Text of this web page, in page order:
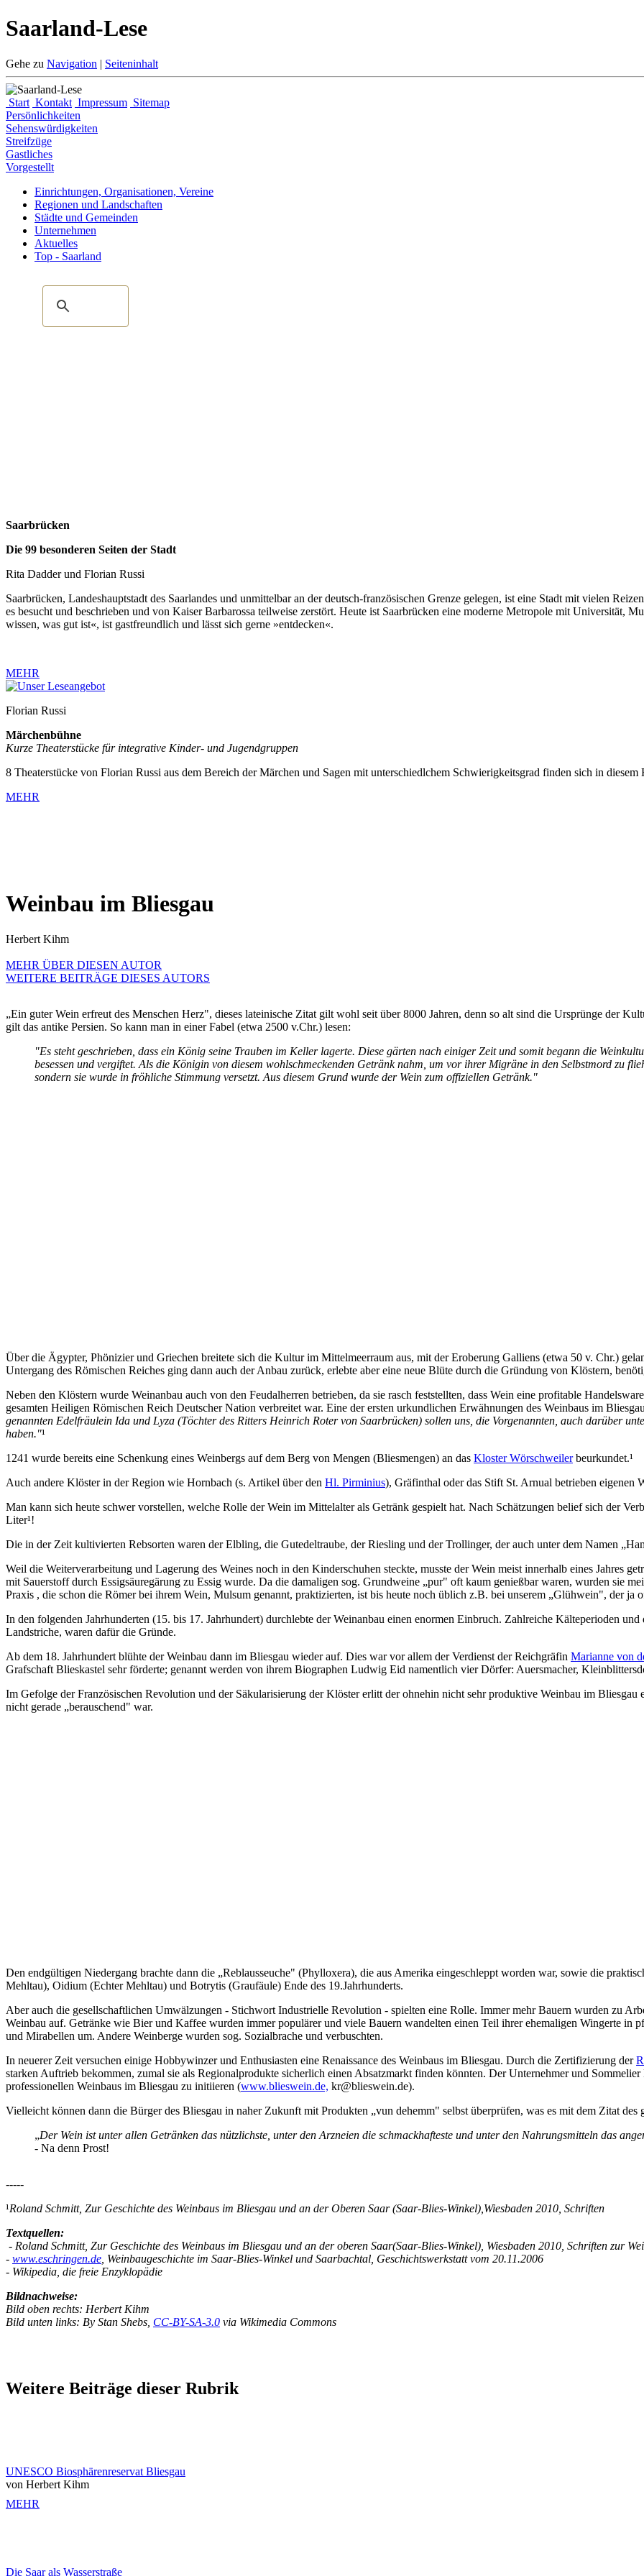
Saarland-Lese
Gehe zu Navigation | Seiteninhalt
Start Kontakt Impressum Sitemap
Persönlichkeiten
Sehenswürdigkeiten
Streifzüge
Gastliches
Vorgestellt
Einrichtungen, Organisationen, Vereine
Regionen und Landschaften
Städte und Gemeinden
Unternehmen
Aktuelles
Top - Saarland
Saarbrücken
Die 99 besonderen Seiten der Stadt
Rita Dadder und Florian Russi
Saarbrücken, Landeshauptstadt des Saarlandes und unmittelbar an der deutsch-französischen Grenze gelegen, ist eine Stadt mit vielen
es besucht und beschrieben und von Kaiser Barbarossa teilweise zerstört. Heute ist Saarbrücken eine moderne Metropole mit Universität,
wissen, was gut ist«, ist gastfreundlich und lässt sich gerne »entdecken«.
MEHR
Florian Russi
Märchenbühne
Kurze Theaterstücke für integrative Kinder- und Jugendgruppen
8 Theaterstücke von Florian Russi aus dem Bereich der Märchen und Sagen mit unterschiedlchem Schwierigkeitsgrad finden sich in diesem
MEHR
Weinbau im Bliesgau
Herbert Kihm
MEHR ÜBER DIESEN AUTOR
WEITERE BEITRÄGE DIESES AUTORS
„Ein guter Wein erfreut des Menschen Herz", dieses lateinische Zitat gilt wohl seit über 8000 Jahren, denn so alt sind die Ursprünge der
gilt das antike Persien. So kann man in einer Fabel (etwa 2500 v.Chr.) lesen:
"Es steht geschrieben, dass ein König seine Trauben im Keller lagerte. Diese gärten nach einiger Zeit und somit begann die
besessen und vergiftet. Als die Königin von diesem wohlschmeckenden Getränk nahm, um vor ihrer Migräne in den Selbstmord zu
sondern sie wurde in fröhliche Stimmung versetzt. Aus diesem Grund wurde der Wein zum offiziellen Getränk."
Über die Ägypter, Phönizier und Griechen breitete sich die Kultur im Mittelmeerraum aus, mit der Eroberung Galliens (etwa 50 v. Chr.)
Untergang des Römischen Reiches ging dann auch der Anbau zurück, erlebte aber eine neue Blüte durch die Gründung von Klöstern,
Neben den Klöstern wurde Weinanbau auch von den Feudalherren betrieben, da sie rasch feststellten, dass Wein eine profitable
gesamten Heiligen Römischen Reich Deutscher Nation verbreitet war. Eine der ersten urkundlichen Erwähnungen des Weinbaus im
genannten Edelfräulein Ida und Lyza (Töchter des Ritters Heinrich Roter von Saarbrücken) sollen uns, die Vorgenannten, auch darüber
haben."¹
1241 wurde bereits eine Schenkung eines Weinbergs auf dem Berg von Mengen (Bliesmengen) an das Kloster Wörschweilerbeurkundet.¹
Auch andere Klöster in der Region wie Hornbach (s. Artikel über den Hl. Pirminius), Gräfinthal oder das Stift St. Arnual betrieben eigenen
Man kann sich heute schwer vorstellen, welche Rolle der Wein im Mittelalter als Getränk gespielt hat. Nach Schätzungen belief sich der
Liter¹!
Die in der Zeit kultivierten Rebsorten waren der Elbling, die Gutedeltraube, der Riesling und der Trollinger, der auch unter dem Namen
Weil die Weiterverarbeitung und Lagerung des Weines noch in den Kinderschuhen steckte, musste der Wein meist innerhalb eines Jahres
mit Sauerstoff durch Essigsäuregärung zu Essig wurde. Da die damaligen sog. Grundweine „pur" oft kaum genießbar waren, wurden sie
Praxis , die schon die Römer bei ihrem Wein, Mulsum genannt, praktizierten, ist bis heute noch üblich z.B. bei unserem „Glühwein", der ja
In den folgenden Jahrhunderten (15. bis 17. Jahrhundert) durchlebte der Weinanbau einen enormen Einbruch. Zahlreiche Kälteperioden
Landstriche, waren dafür die Gründe.
Ab dem 18. Jahrhundert blühte der Weinbau dann im Bliesgau wieder auf. Dies war vor allem der Verdienst der Reichgräfin Marianne von
Grafschaft Blieskastel sehr förderte; genannt werden von ihrem Biographen Ludwig Eid namentlich vier Dörfer: Auersmacher,
Im Gefolge der Französischen Revolution und der Säkularisierung der Klöster erlitt der ohnehin nicht sehr produktive Weinbau im
nicht gerade „berauschend" war.
Den endgültigen Niedergang brachte dann die „Reblausseuche" (Phylloxera), die aus Amerika eingeschleppt worden war, sowie die
Mehltau), Oidium (Echter Mehltau) und Botrytis (Graufäule) Ende des 19.Jahrhunderts.
Aber auch die gesellschaftlichen Umwälzungen - Stichwort Industrielle Revolution - spielten eine Rolle. Immer mehr Bauern wurden zu
Weinbau auf. Getränke wie Bier und Kaffee wurden immer populärer und viele Bauern wandelten einen Teil ihrer ehemaligen Wingerte in
und Mirabellen um. Andere Weinberge wurden sog. Sozialbrache und verbuschten.
In neuerer Zeit versuchen einige Hobbywinzer und Enthusiasten eine Renaissance des Weinbaus im Bliesgau. Durch die Zertifizierung der
starken Auftrieb bekommen, zumal sie als Regionalprodukte sicherlich einen Absatzmarkt finden könnten. Der Unternehmer und
professionellen Weinbaus im Bliesgau zu initiieren (www.blieswein.de, kr@blieswein.de).
Vielleicht können dann die Bürger des Bliesgau in naher Zukunft mit Produkten „vun dehemm" selbst überprüfen, was es mit dem Zitat
„Der Wein ist unter allen Getränken das nützlichste, unter den Arzneien die schmackhafteste und unter den Nahrungsmitteln das
- Na denn Prost!
-----
¹Roland Schmitt, Zur Geschichte des Weinbaus im Bliesgau und an der Oberen Saar (Saar-Blies-Winkel),Wiesbaden 2010, Schriften
Textquellen:
- Roland Schmitt, Zur Geschichte des Weinbaus im Bliesgau und an der oberen Saar(Saar-Blies-Winkel), Wiesbaden 2010, Schriften zur
- www.eschringen.de , Weinbaugeschichte im Saar-Blies-Winkel und Saarbachtal, Geschichtswerkstatt vom 20.11.2006
- Wikipedia, die freie Enzyklopädie
Bildnachweise:
Bild oben rechts: Herbert Kihm
Bild unten links: By Stan Shebs, CC-BY-SA-3.0 via Wikimedia Commons
Weitere Beiträge dieser Rubrik
UNESCO Biosphärenreservat Bliesgau
von Herbert Kihm
MEHR
Die Saar als Wasserstraße